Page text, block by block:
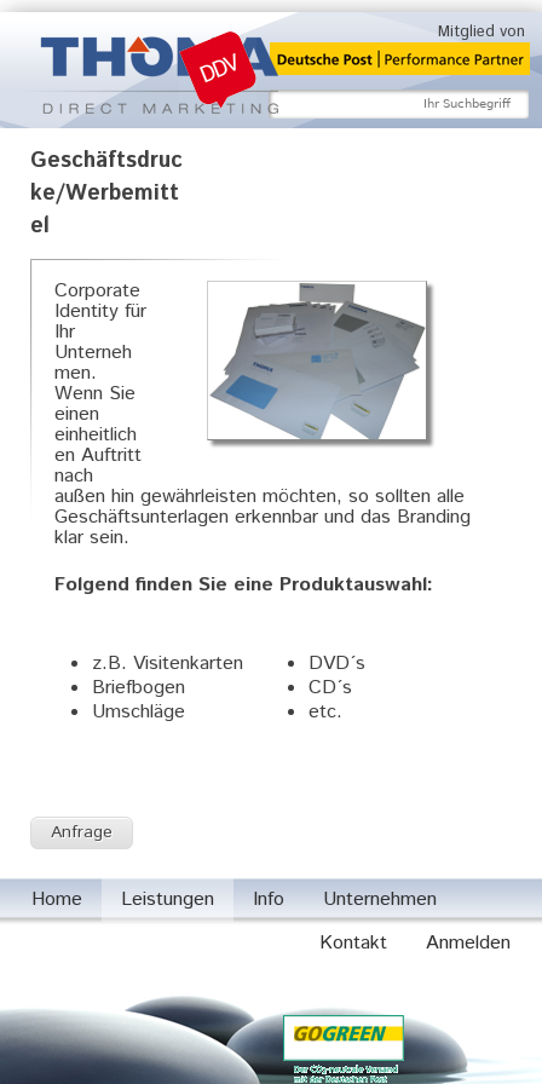
Jump to navigation Mitglied von
Suchformular
Search this site
Geschäftsdruc
ke/Werbemitt
el
Corporate
Identity für
Ihr
Unterneh
men.
Wenn Sie
einen
einheitlich
en Auftritt
nach
außen hin gewährleisten möchten, so sollten alle
Geschäftsunterlagen erkennbar und das Branding
klar sein.
Folgend finden Sie eine Produktauswahl:
z.B. Visitenkarten
Briefbogen
Umschläge
DVD´s
CD´s
etc.
Anfrage
Home Leistungen Info
Unternehmen
Anmelden
Kontakt